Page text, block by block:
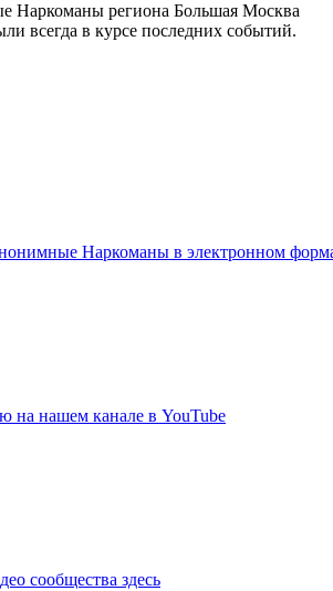
Наркоманы региона Большая Москва
всегда в курсе последних событий.
Наркоманы в электронном
на нашем канале в YouTube
сообщества здесь